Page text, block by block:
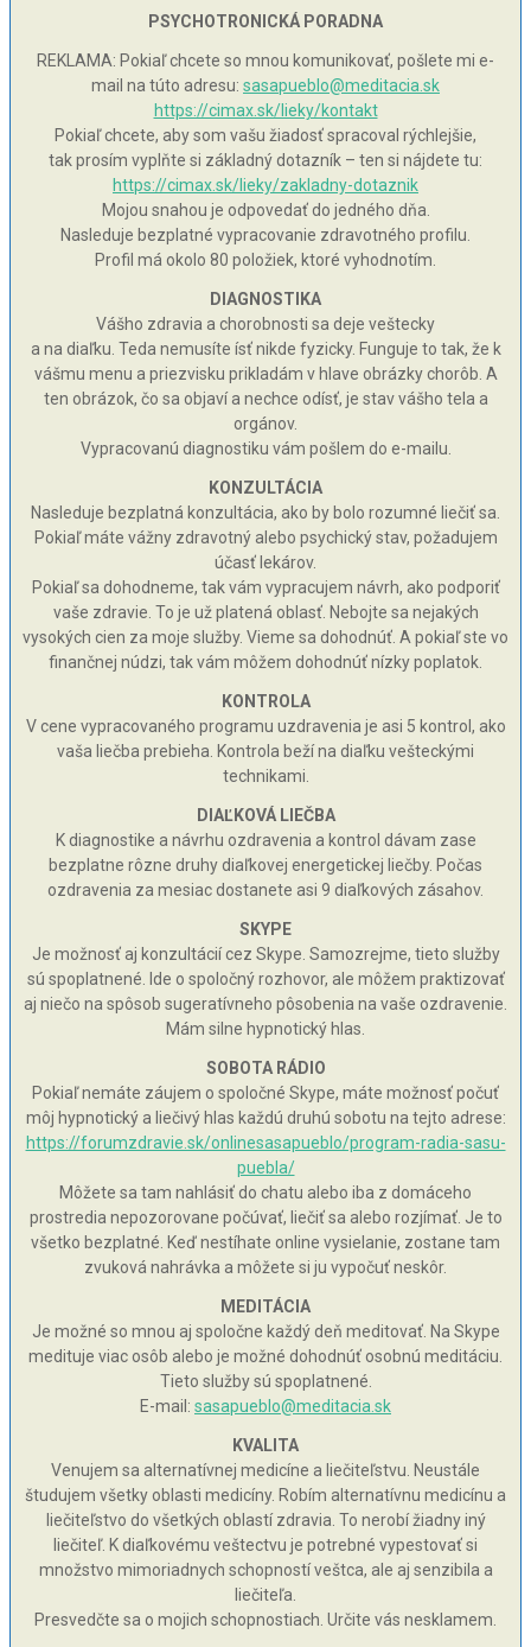
PSYCHOTRONICKÁ PORADNA
REKLAMA: Pokiaľ chcete so mnou komunikovať, pošlete mi e-
mail na túto adresu: sasapueblo@meditacia.sk
https://cimax.sk/lieky/kontakt
Pokiaľ chcete, aby som vašu žiadosť spracoval rýchlejšie,
tak prosím vyplňte si základný dotazník – ten si nájdete tu:
https://cimax.sk/lieky/zakladny-dotaznik
Mojou snahou je odpovedať do jedného dňa.
Nasleduje bezplatné vypracovanie zdravotného profilu.
Profil má okolo 80 položiek, ktoré vyhodnotím.
DIAGNOSTIKA
Vášho zdravia a chorobnosti sa deje veštecky
a na diaľku. Teda nemusíte ísť nikde fyzicky. Funguje to tak, že k
vášmu menu a priezvisku prikladám v hlave obrázky chorôb. A
ten obrázok, čo sa objaví a nechce odísť, je stav vášho tela a
orgánov.
Vypracovanú diagnostiku vám pošlem do e-mailu.
KONZULTÁCIA
Nasleduje bezplatná konzultácia, ako by bolo rozumné liečiť sa.
Pokiaľ máte vážny zdravotný alebo psychický stav, požadujem
účasť lekárov.
Pokiaľ sa dohodneme, tak vám vypracujem návrh, ako podporiť
vaše zdravie. To je už platená oblasť. Nebojte sa nejakých
vysokých cien za moje služby. Vieme sa dohodnúť. A pokiaľ ste vo
finančnej núdzi, tak vám môžem dohodnúť nízky poplatok.
KONTROLA
V cene vypracovaného programu uzdravenia je asi 5 kontrol, ako
vaša liečba prebieha. Kontrola beží na diaľku vešteckými
technikami.
DIAĽKOVÁ LIEČBA
K diagnostike a návrhu ozdravenia a kontrol dávam zase
bezplatne rôzne druhy diaľkovej energetickej liečby. Počas
ozdravenia za mesiac dostanete asi 9 diaľkových zásahov.
SKYPE
Je možnosť aj konzultácií cez Skype. Samozrejme, tieto služby
sú spoplatnené. Ide o spoločný rozhovor, ale môžem praktizovať
aj niečo na spôsob sugeratívneho pôsobenia na vaše ozdravenie.
Mám silne hypnotický hlas.
SOBOTA RÁDIO
Pokiaľ nemáte záujem o spoločné Skype, máte možnosť počuť
môj hypnotický a liečivý hlas každú druhú sobotu na tejto adrese:
https://forumzdravie.sk/onlinesasapueblo/program-radia-sasu-
puebla/
Môžete sa tam nahlásiť do chatu alebo iba z domáceho
prostredia nepozorovane počúvať, liečiť sa alebo rozjímať. Je to
všetko bezplatné. Keď nestíhate online vysielanie, zostane tam
zvuková nahrávka a môžete si ju vypočuť neskôr.
MEDITÁCIA
Je možné so mnou aj spoločne každý deň meditovať. Na Skype
medituje viac osôb alebo je možné dohodnúť osobnú meditáciu.
Tieto služby sú spoplatnené.
E-mail: sasapueblo@meditacia.sk
KVALITA
Venujem sa alternatívnej medicíne a liečiteľstvu. Neustále
študujem všetky oblasti medicíny. Robím alternatívnu medicínu a
liečiteľstvo do všetkých oblastí zdravia. To nerobí žiadny iný
liečiteľ. K diaľkovému veštectvu je potrebné vypestovať si
množstvo mimoriadnych schopností veštca, ale aj senzibila a
liečiteľa.
Presvedčte sa o mojich schopnostiach. Určite vás nesklamem.